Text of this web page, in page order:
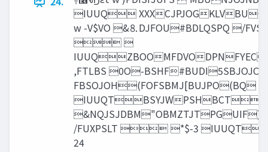
IUUQ
w -V$VO &⒏DJFOU#BDLQSPQ /
 
,FTLBS 0O-
/FUXPSLT  *$-3
24